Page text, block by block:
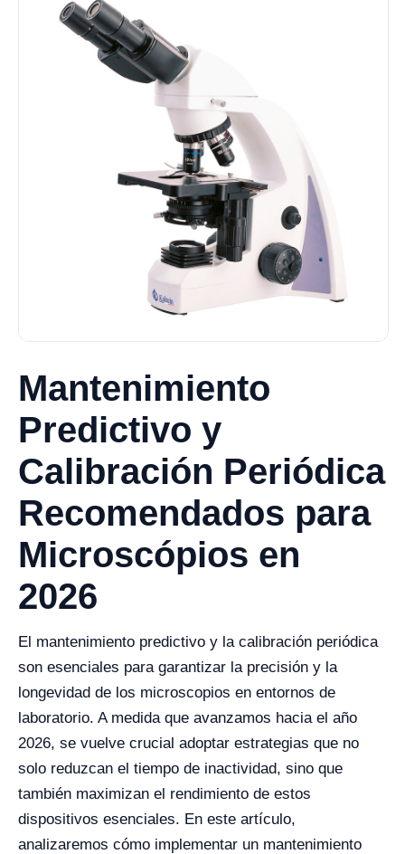
Mantenimiento
Predictivo y
Calibración Periódica
Recomendados para
Microscópios en
2026
El mantenimiento predictivo y la calibración periódica
son esenciales para garantizar la precisión y la
longevidad de los microscopios en entornos de
laboratorio. A medida que avanzamos hacia el año
2026, se vuelve crucial adoptar estrategias que no
solo reduzcan el tiempo de inactividad, sino que
también maximizan el rendimiento de estos
dispositivos esenciales. En este artículo,
analizaremos cómo implementar un mantenimiento